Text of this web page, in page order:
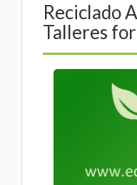
Reciclado
Talleres